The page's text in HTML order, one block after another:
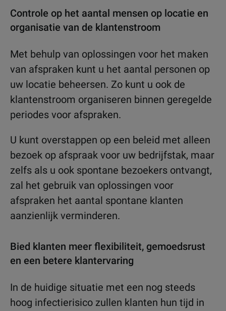
Controle op het aantal mensen op locatie en
organisatie van de klantenstroom
Met behulp van oplossingen voor het maken
van afspraken kunt u het aantal personen op
uw locatie beheersen. Zo kunt u ook de
klantenstroom organiseren binnen geregelde
periodes voor afspraken.
U kunt overstappen op een beleid met alleen
bezoek op afspraak voor uw bedrijfstak, maar
zelfs als u ook spontane bezoekers ontvangt,
zal het gebruik van oplossingen voor
afspraken het aantal spontane klanten
aanzienlijk verminderen.
Bied klanten meer flexibiliteit, gemoedsrust
en een betere klantervaring
In de huidige situatie met een nog steeds
hoog infectierisico zullen klanten hun tijd in